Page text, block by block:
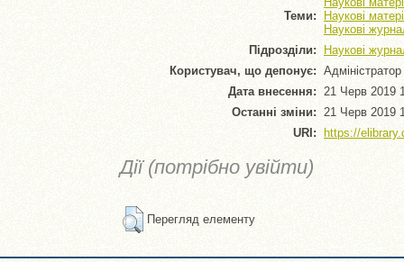
Теми:
Наукові
Наукові
Підрозділи:
Наукові
Користувач, що депонує:
Дата внесення: 21 Черв 2019
Останні зміни: 21 Черв 2019
URI:
https://
Дії (потрібно увійти)
Перегляд елементу